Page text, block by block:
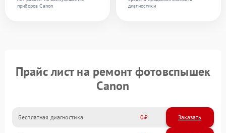
приборов Canon
диагностики
Прайс лист на ремонт фотовспышек
Canon
Бесплатная диагностика 0 Заказать